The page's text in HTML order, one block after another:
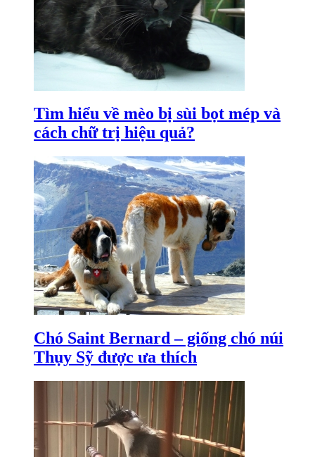
Tìm hiểu về mèo bị sùi bọt mép và
cách chữ trị hiệu quả?
Chó Saint Bernard – giống chó núi
Thụy Sỹ được ưa thích